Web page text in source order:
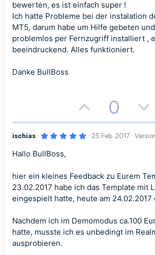
m
e
t
i
v
i
m
e
e
r
n
e
)
bewerten, es ist einfach super !
Ich hatte Probleme bei der instalation
MT5, darum habe um Hilfe gebeten
problemlos per Fernzugriff installiert ,
beeindruckend. Alles funktioniert.
Danke BullBoss
o
s
t
i
v
e
0
ischias
5
e
r
n
e
25 Feb. 2017
Hallo BullBoss,
hier ein kleines Feedback zu Eurem
23.02.2017 habe ich das Template mit
eingespielt hatte, heute am 24.02.2017
Nachdem ich im Demomodus ca.100
hatte, musste ich es unbedingt im
ausprobieren.